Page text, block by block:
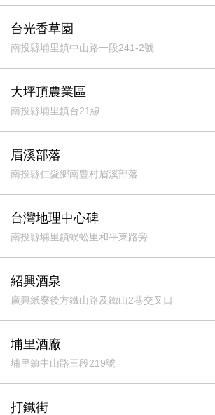
台光香草園
南投縣埔里鎮中山路一段241-2號
大坪頂農業區
南投縣埔里鎮台21線
眉溪部落
南投縣仁愛鄉南豐村眉溪部落
台灣地理中心碑
南投縣埔里鎮蜈蚣里和平東路旁
紹興酒泉
廣興紙寮後方鐵山路及鐵山2巷交叉口
埔里酒廠
埔里鎮中山路三段219號
打鐵街